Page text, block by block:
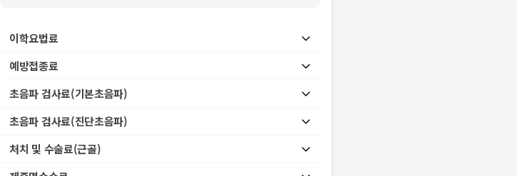
이학요법료
예방접종료
초음파 검사료(기본초음파)
초음파 검사료(진단초음파)
처치 및 수술료(근골)